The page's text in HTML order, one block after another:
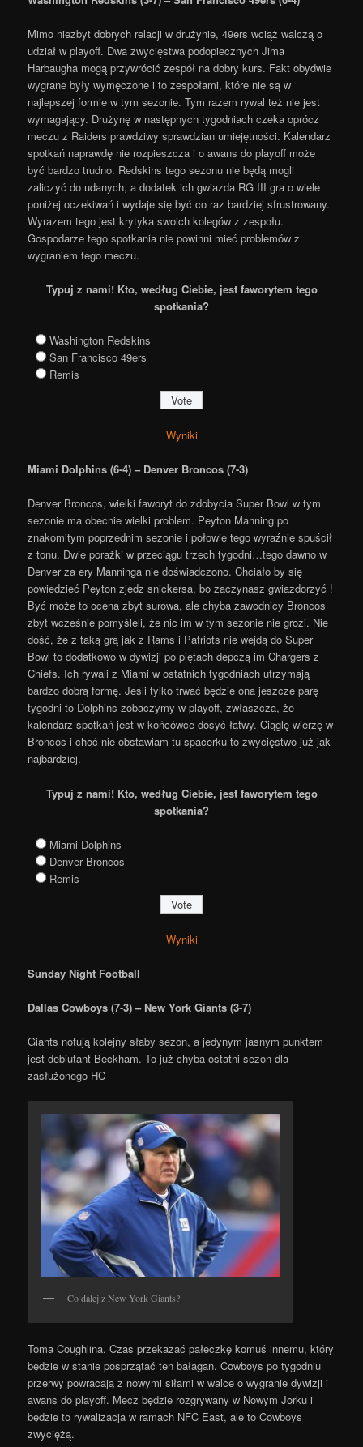
Mimo niezbyt dobrych relacji w drużynie, 49ers wciąż walczą o
udział w playoff. Dwa zwycięstwa podopiecznych Jima
Harbaugha mogą przywrócić zespół na dobry kurs. Fakt obydwie
wygrane były wymęczone i to zespołami, które nie są w
najlepszej formie w tym sezonie. Tym razem rywal też nie jest
wymagający. Drużynę w następnych tygodniach czeka oprócz
meczu z Raiders prawdziwy sprawdzian umiejętności. Kalendarz
spotkań naprawdę nie rozpieszcza i o awans do playoff może
być bardzo trudno. Redskins tego sezonu nie będą mogli
zaliczyć do udanych, a dodatek ich gwiazda RG III gra o wiele
poniżej oczekiwań i wydaje się być co raz bardziej sfrustrowany.
Wyrazem tego jest krytyka swoich kolegów z zespołu.
Gospodarze tego spotkania nie powinni mieć problemów z
wygraniem tego meczu.
Typuj z nami! Kto, według Ciebie, jest faworytem tego
spotkania?
Washington Redskins
San Francisco 49ers
Remis
Wyniki
Miami Dolphins (6-4) – Denver Broncos (7-3)
Denver Broncos, wielki faworyt do zdobycia Super Bowl w tym
sezonie ma obecnie wielki problem. Peyton Manning po
znakomitym poprzednim sezonie i połowie tego wyraźnie spuścił
z tonu. Dwie porażki w przeciągu trzech tygodni…tego dawno w
Denver za ery Manninga nie doświadczono. Chciało by się
powiedzieć Peyton zjedz snickersa, bo zaczynasz gwiazdorzyć !
Być może to ocena zbyt surowa, ale chyba zawodnicy Broncos
zbyt wcześnie pomyśleli, że nic im w tym sezonie nie grozi. Nie
dość, że z taką grą jak z Rams i Patriots nie wejdą do Super
Bowl to dodatkowo w dywizji po piętach depczą im Chargers z
Chiefs. Ich rywali z Miami w ostatnich tygodniach utrzymają
bardzo dobrą formę. Jeśli tylko trwać będzie ona jeszcze parę
tygodni to Dolphins zobaczymy w playoff, zwłaszcza, że
kalendarz spotkań jest w końcówce dosyć łatwy. Ciąglę wierzę w
Broncos i choć nie obstawiam tu spacerku to zwycięstwo już jak
najbardziej.
Typuj z nami! Kto, według Ciebie, jest faworytem tego
spotkania?
Miami Dolphins
Denver Broncos
Remis
Wyniki
Sunday Night Football
Dallas Cowboys (7-3) – New York Giants (3-7)
Giants notują kolejny słaby sezon, a jedynym jasnym punktem
jest debiutant Beckham. To już chyba ostatni sezon dla
zasłużonego HC
Co dalej z New York Giants?
Toma Coughlina. Czas przekazać pałeczkę komuś innemu, który
będzie w stanie posprzątać ten bałagan. Cowboys po tygodniu
przerwy powracają z nowymi siłami w walce o wygranie dywizji i
awans do playoff. Mecz będzie rozgrywany w Nowym Jorku i
będzie to rywalizacja w ramach NFC East, ale to Cowboys
zwyciężą.